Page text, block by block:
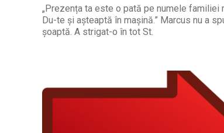
„Prezența ta este o pată pe numele familiei
Du-te și așteaptă în mașină.” Marcus nu a
șoaptă. A strigat-o în tot St.